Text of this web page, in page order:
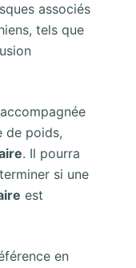
associés
tels que
de poids,
. Il pourra
si une
est
en